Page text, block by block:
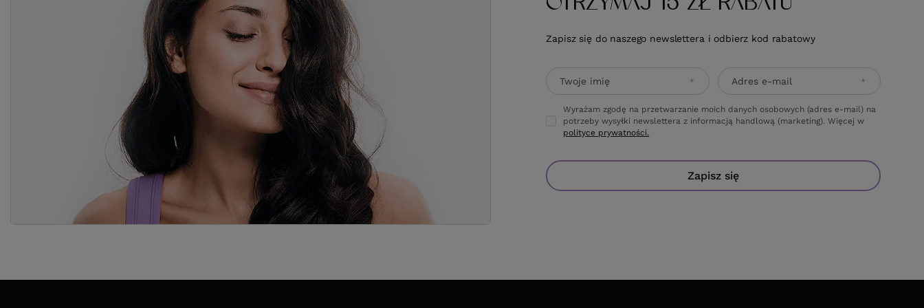
Zapisz się do naszego newslettera i odbierz kod rabatowy
Twoje imię Adres e-mail
Wyrażam zgodę na przetwarzanie moich danych osobowych (adres e-mail) na
potrzeby wysyłki newslettera z informacją handlową (marketing). Więcej w
polityce prywatności.
Zapisz się